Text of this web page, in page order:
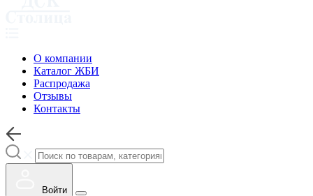
О компании
Каталог ЖБИ
Распродажа
Отзывы
Контакты
Войти